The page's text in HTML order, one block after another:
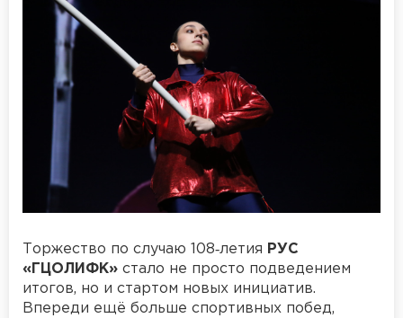
Торжество по случаю 108‑летия РУС
«ГЦОЛИФК» стало не просто подведением
итогов, но и стартом новых инициатив.
Впереди ещё больше спортивных побед,